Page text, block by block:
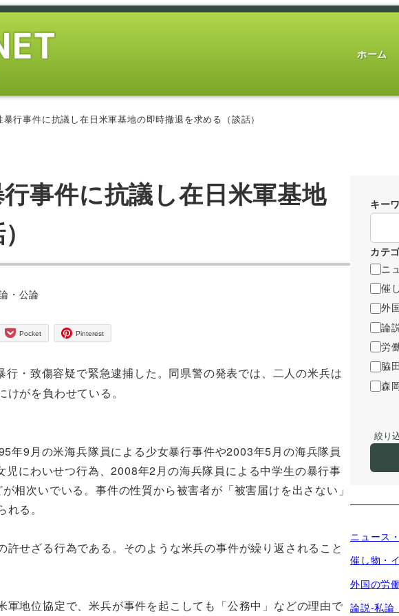
ホーム
行事件に抗議し在日米軍基地の即時撤退を求める（談話）
事件に抗議し在日米軍基地
・公論
Pocket Pinterest
・致傷容疑で緊急逮捕した。同県警の発表では、二人の米兵は
がを負わせている。
9月の米海兵隊員による少女暴行事件や2003年5月の海兵隊員
にわいせつ行為、2008年2月の海兵隊員による中学生の暴行事
相次いでいる。事件の性質から被害者が「被害届けを出さない」
る。
せざる行為である。そのような米兵の事件が繰り返されること
地位協定で、米兵が事件を起こしても「公務中」などの理由で
キー
カテ
ニ
催
外
論
労
脇
森
絞り
ニュース
催し物・
外国の労
論説-私論